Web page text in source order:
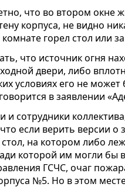
что во втором
корпуса, не видно
горел стол или
что источник огня
двери, либо
условиях его не
в заявлении
и сотрудники
если верить версии о
на котором либо
которой им могли бы
ГСЧС, очаг
№5. Но в этом